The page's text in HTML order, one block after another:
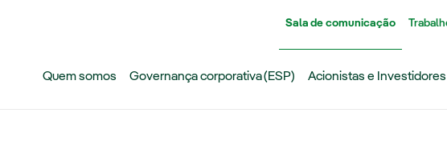
Sala de comunicação
Quem somos Governança corporativa (ESP) Acionistas e Investidores